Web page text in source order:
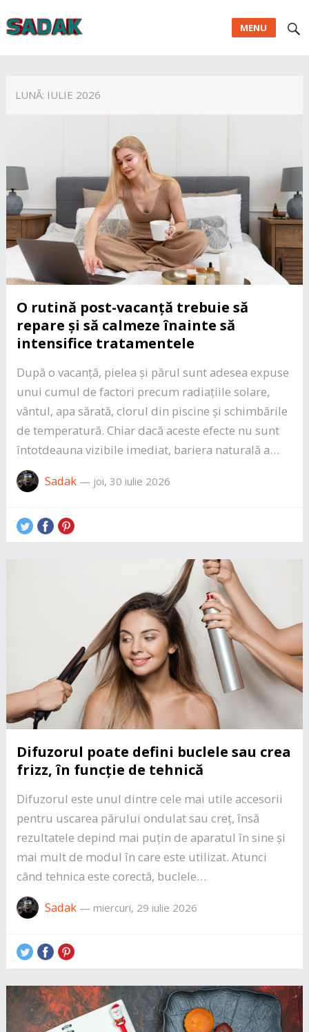
MENU
LUNĂ: IULIE 2026
O rutină post-vacanță trebuie să
repare și să calmeze înainte să
intensifice tratamentele
După o vacanță, pielea și părul sunt adesea expuse
unui cumul de factori precum radiațiile solare,
vântul, apa sărată, clorul din piscine și schimbările
de temperatură. Chiar dacă aceste efecte nu sunt
întotdeauna vizibile imediat, bariera naturală a…
Sadak— joi, 30 iulie 2026
Difuzorul poate defini buclele sau crea
frizz, în funcție de tehnică
Difuzorul este unul dintre cele mai utile accesorii
pentru uscarea părului ondulat sau creț, însă
rezultatele depind mai puțin de aparatul în sine și
mai mult de modul în care este utilizat. Atunci
când tehnica este corectă, buclele…
Sadak— miercuri, 29 iulie 2026